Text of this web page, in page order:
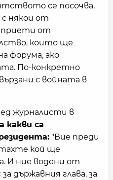
се посочва,
с някои от
приети от
които ще
форума, ако
По-конкретно
с войната в
журналисти в
какви са
"Вие преди
кой ще
И ние водени от
държавния глава, за